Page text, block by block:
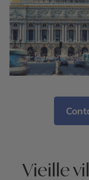
Vieille